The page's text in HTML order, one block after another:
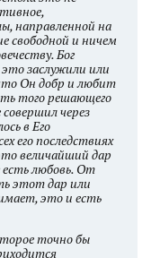
направленной на
свободной и ничем
Бог
заслужили или
Он добр и любит
того решающего
через
в Его
его последствиях
величайший дар
есть любовь. От
этот дар или
это и есть
точно бы